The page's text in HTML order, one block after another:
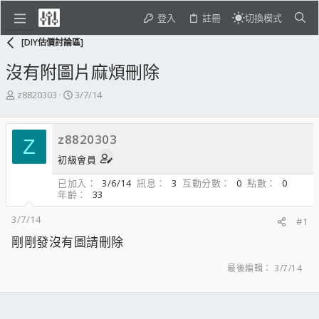
登入 註冊 切換模式
[DIY估價討論區]
沒有附圖片麻煩刪除
主
發
起
人
z8820303
開
日
期
3/7/14
Z z8820303
初級會員
已加入
3/6/14 訊息 3 互動分數 0 點數
0
年齡
33
3/7/14
#1
剛剛發沒有圖請刪除
最後編輯： 3/7/14